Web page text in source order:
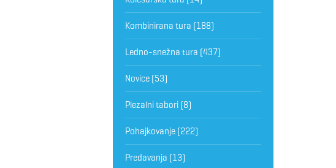
Kombinirana tura (188)
Ledno-snežna tura (437)
Novice(53)
Plezalni tabori(8)
Pohajkovanje(222)
Predavanja (13)